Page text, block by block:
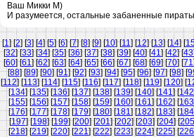
Ваш Микки М)
И разумеется, остальные забаненные
[1] [2] [3] [4] [5] [6] [7] [8] [9] [10] [11] [12] [13] [14] [
[32] [33] [34] [35] [36] [37] [38] [39] [40] [41] [42] [43
[60] [61] [62] [63] [64] [65] [66] [67] [68] [69] [70] [71
[88] [89] [90] [91] [92] [93] [94] [95] [96] [97] [98] [
[112] [113] [114] [115] [116] [117] [118] [119] [120] [
[134] [135] [136] [137] [138] [139] [140] [141] [142
[155] [156] [157] [158] [159] [160] [161] [162] [163
[176] [177] [178] [179] [180] [181] [182] [183] [184
[197] [198] [199] [200] [201] [202] [203] [204] [205
[218] [219] [220] [221] [222] [223] [224] [225] [226